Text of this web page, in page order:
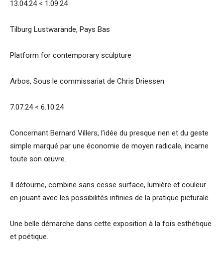
13.04.24 < 1.09.24
Tilburg Lustwarande, Pays Bas
Platform for contemporary sculpture
Arbos, Sous le commissariat de Chris Driessen
7.07.24 < 6.10.24
Concernant Bernard Villers, l’idée du presque rien et du geste
simple marqué par une économie de moyen radicale, incarne
toute son œuvre.
Il détourne, combine sans cesse surface, lumière et couleur
en jouant avec les possibilités infinies de la pratique picturale.
Une belle démarche dans cette exposition à la fois esthétique
et poétique.